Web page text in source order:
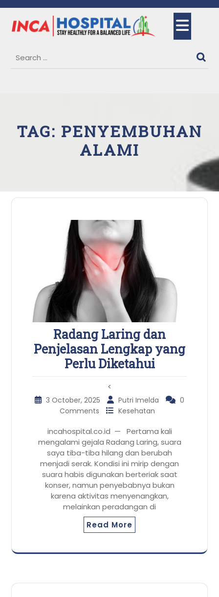
content
TAG: PENYEMBUHAN
ALAMI
Radang Laring dan
Penjelasan Lengkap yang
Perlu Diketahui
<
3 October, 2025 Putri Imelda
0
Comments
Kesehatan
incahospital.co.id — Pertama kali
mengalami gejala Radang Laring, suara
saya tiba-tiba hilang dan berubah
menjadi serak. Kondisi ini mirip dengan
suara habis digunakan berteriak saat
konser, namun penyebabnya bukan
karena aktivitas menyenangkan,
melainkan peradangan di
Read More